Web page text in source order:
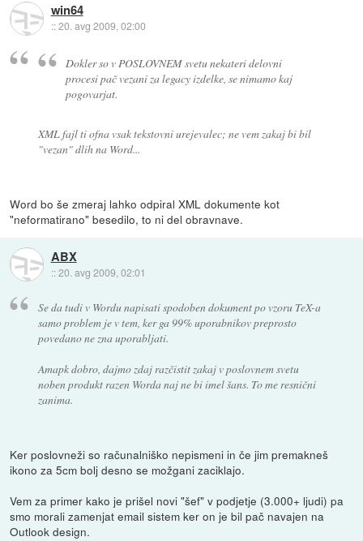
win64
::20. avg 2009, 02:00
Dokler so v POSLOVNEM svetu nekateri delovni
procesi pač vezani za legacy izdelke, se nimamo kaj
pogovarjat.
XML fajl ti ofna vsak tekstovni urejevalec; ne vem zakaj bi bil
"vezan" dlih na Word...
Word bo še zmeraj lahko odpiral XML dokumente kot
"neformatirano" besedilo, to ni del obravnave.
ABX
::20. avg 2009, 02:01
Se da tudi v Wordu napisati spodoben dokument po vzoru TeX-a
samo problem je v tem, ker ga 99% uporabnikov preprosto
povedano ne zna uporabljati.
Amapk dobro, dajmo zdaj razčistit zakaj v poslovnem svetu
noben produkt razen Worda naj ne bi imel šans. To me resnični
zanima.
Ker poslovneži so računalniško nepismeni in če jim premakneš
ikono za 5cm bolj desno se možgani zaciklajo.
Vem za primer kako je prišel novi "šef" v podjetje (3.000+ ljudi) pa
smo morali zamenjat email sistem ker on je bil pač navajen na
Outlook design.